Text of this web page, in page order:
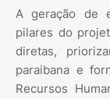
A geração de
pilares do
diretas,
paraibana e
Recursos